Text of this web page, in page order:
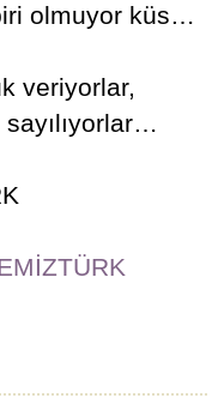
olmuyor küs…
veriyorlar,
sayılıyorlar…